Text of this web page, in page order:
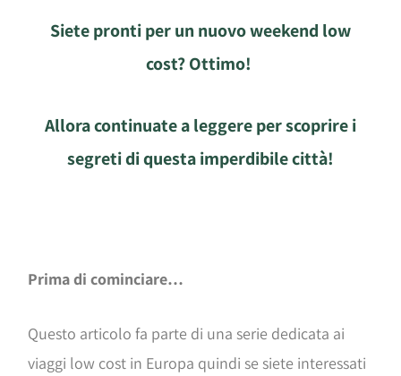
Siete pronti per un nuovo weekend low
cost?Ottimo!
Allora continuate a leggere per scoprire i
segreti di questa imperdibile città!
Prima di cominciare…
Questo articolo fa parte di una serie dedicata ai
viaggi low cost in Europa quindi se siete interessati